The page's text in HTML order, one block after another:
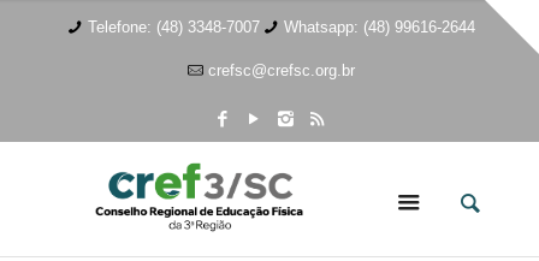
Telefone: (48) 3348-7007 Whatsapp: (48) 99616-2644
crefsc@crefsc.org.br